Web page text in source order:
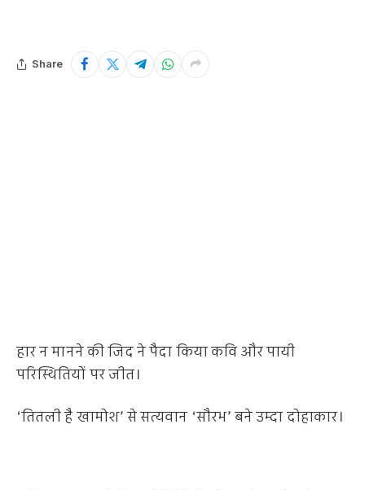
Share
हार न मानने की जिद ने पैदा किया कवि और पायी
परिस्थितियों पर जीत।
‘तितली है खामोश’ से सत्यवान ‘सौरभ’ बने उम्दा दोहाकार।